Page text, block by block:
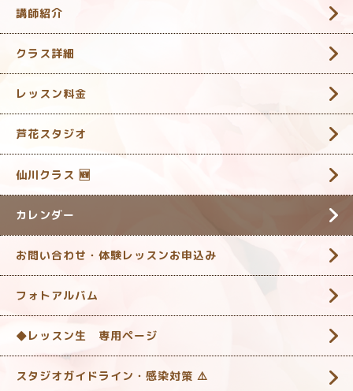
講師紹介
クラス詳細
レッスン料金
芦花スタジオ
仙川クラス 🆕
カレンダー
お問い合わせ・体験レッスンお申込み
フォトアルバム
◆レッスン生 専用ページ
スタジオガイドライン・感染対策 ‎⚠️